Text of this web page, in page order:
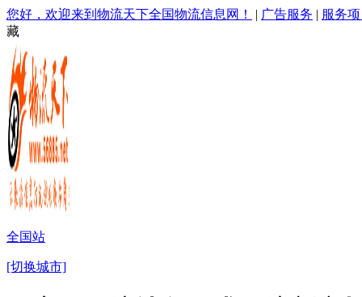
您好，欢迎来到物流天下全国物流信息网！ | 广告服务 | 服务
藏
全国站
[切换城市]